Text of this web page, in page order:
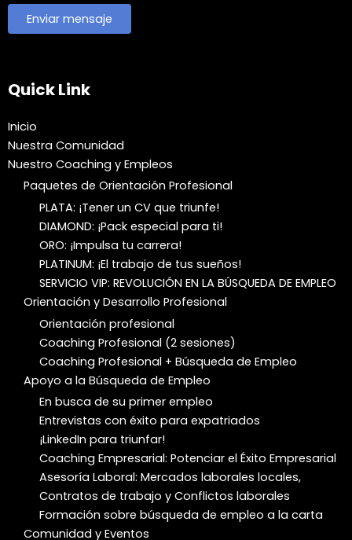
Quick Link
Inicio
Nuestra Comunidad
Nuestro Coaching y Empleos
Paquetes de Orientación Profesional
PLATA: ¡Tener un CV que triunfe!
DIAMOND: ¡Pack especial para ti!
ORO: ¡Impulsa tu carrera!
PLATINUM: ¡El trabajo de tus sueños!
SERVICIO VIP: REVOLUCIÓN EN LA BÚSQUEDA DE EMPLEO
Orientación y Desarrollo Profesional
Orientación profesional
Coaching Profesional (2 sesiones)
Coaching Profesional + Búsqueda de Empleo
Apoyo a la Búsqueda de Empleo
En busca de su primer empleo
Entrevistas con éxito para expatriados
¡LinkedIn para triunfar!
Coaching Empresarial: Potenciar el Éxito Empresarial
Asesoría Laboral: Mercados laborales locales,
Contratos de trabajo y Conflictos laborales
Formación sobre búsqueda de empleo a la carta
Comunidad y Eventos